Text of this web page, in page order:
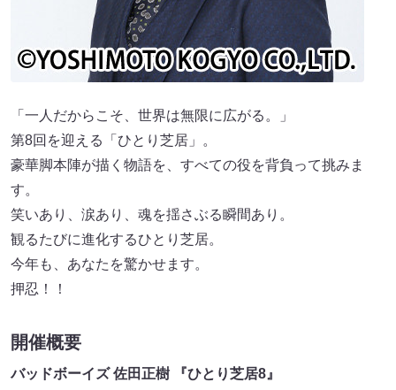
「一人だからこそ、世界は無限に広がる。」
第8回を迎える「ひとり芝居」。
豪華脚本陣が描く物語を、すべての役を背負って挑みま
す。
笑いあり、涙あり、魂を揺さぶる瞬間あり。
観るたびに進化するひとり芝居。
今年も、あなたを驚かせます。
押忍！！
開催概要
バッドボーイズ 佐田正樹 『ひとり芝居8』